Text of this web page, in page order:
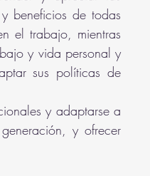
beneficios de todas
el trabajo, mientras
y vida personal y
sus políticas de
y adaptarse a
y ofrecer